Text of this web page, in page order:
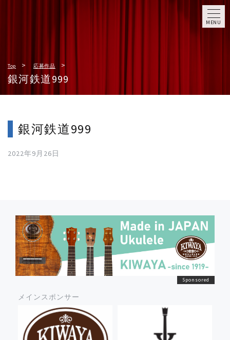
MENU
Top 応募作品
銀河鉄道999
銀河鉄道999
2022年9月26日
メインスポンサー